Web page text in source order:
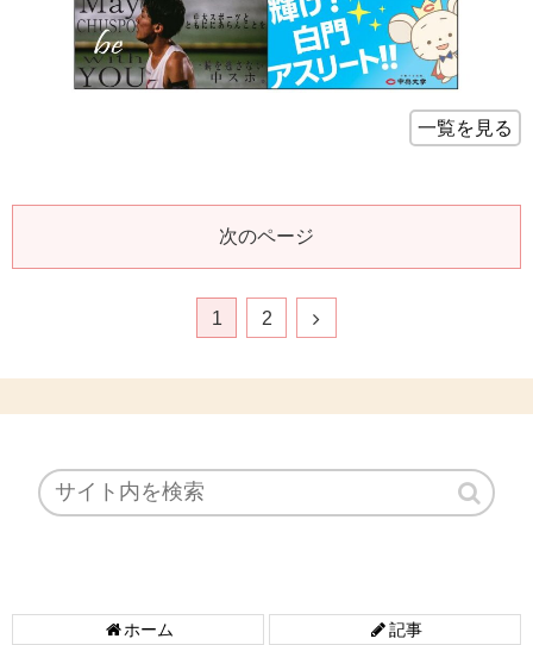
一覧を見る
次のページ
1 2
ホーム 記事